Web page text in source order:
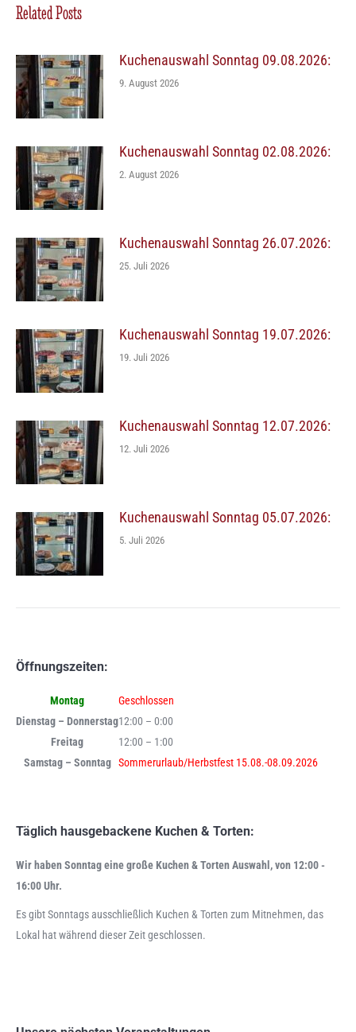
Related Posts
Kuchenauswahl Sonntag 09.08.2026:
9. August 2026
Kuchenauswahl Sonntag 02.08.2026:
2. August 2026
Kuchenauswahl Sonntag 26.07.2026:
25. Juli 2026
Kuchenauswahl Sonntag 19.07.2026:
19. Juli 2026
Kuchenauswahl Sonntag 12.07.2026:
12. Juli 2026
Kuchenauswahl Sonntag 05.07.2026:
5. Juli 2026
Öffnungszeiten:
Montag
Geschlossen
Dienstag – Donnerstag12:00 – 0:00
Freitag
12:00 – 1:00
Samstag – Sonntag Sommerurlaub/Herbstfest 15.08.-08.09.2026
Täglich hausgebackene Kuchen & Torten:
Wir haben Sonntag eine große Kuchen & Torten Auswahl, von 12:00 -
16:00 Uhr.
Es gibt Sonntags ausschließlich Kuchen & Torten zum Mitnehmen, das
Lokal hat während dieser Zeit geschlossen.